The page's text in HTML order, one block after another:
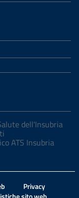
dell'Insubria
ATS Insubria
Privacy